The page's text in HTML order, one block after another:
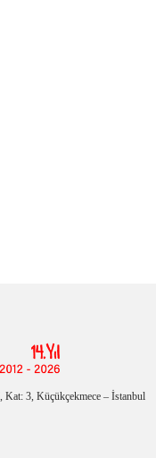
Kat: 3, Küçükçekmece – İstanbul